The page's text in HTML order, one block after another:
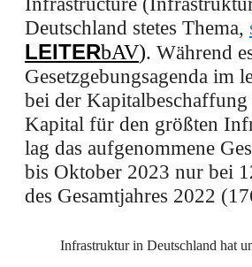
Deutschland stetes Thema,
LEITERbAV). Während
Gesetzgebungsagenda im
bei der
Kapital für den größten
lag das aufgenommene
bis Oktober 2023 nur bei
des Gesamtjahres 2022
Infrastruktur in Deutschland hat